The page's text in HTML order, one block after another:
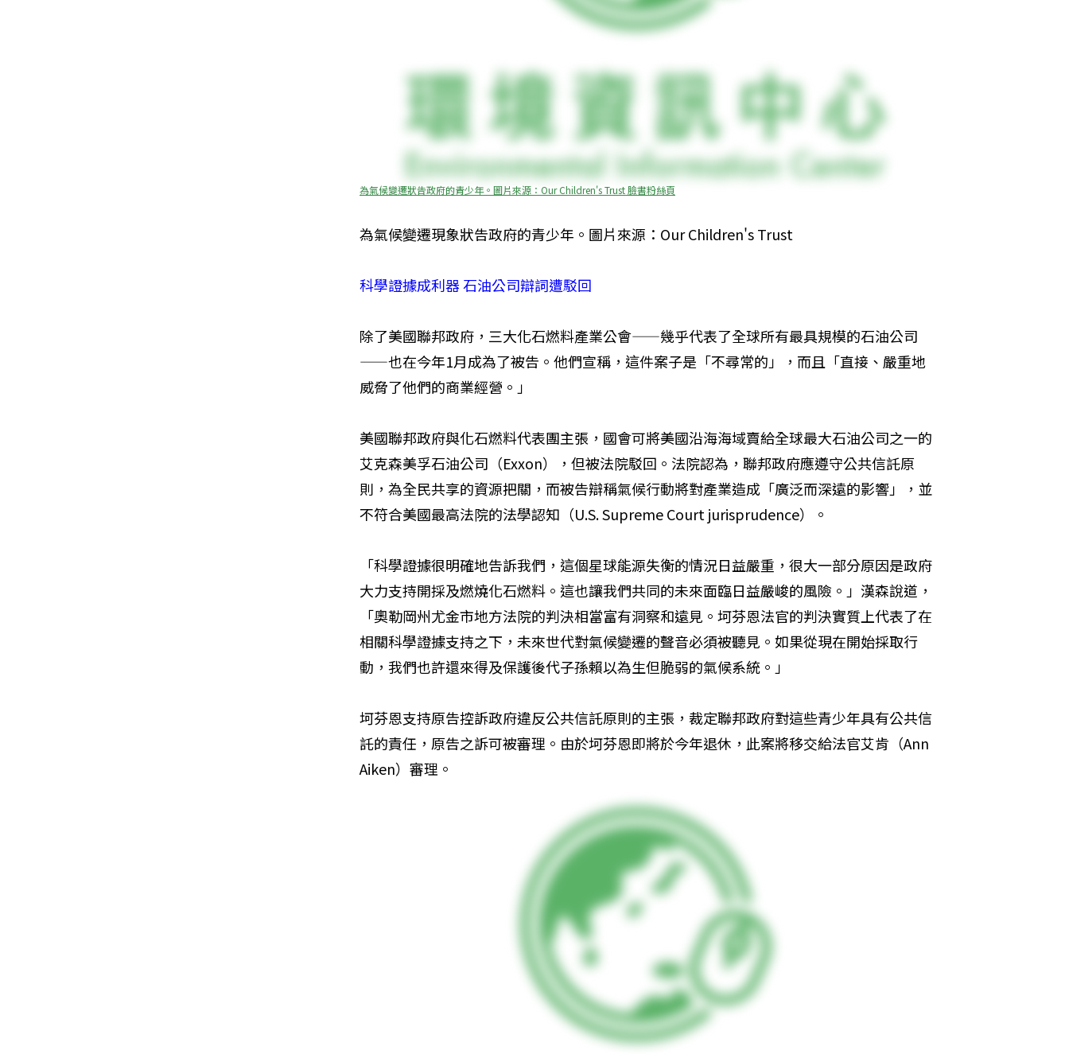
為氣候變遷狀告政府的青少年。圖片來源：Our Children's Trust 臉書粉絲頁
為氣候變遷現象狀告政府的青少年。圖片來源：Our Children's Trust
科學證據成利器 石油公司辯詞遭駁回
除了美國聯邦政府，三大化石燃料產業公會——幾乎代表了全球所有最具規模的石油公司
——也在今年1月成為了被告。他們宣稱，這件案子是「不尋常的」，而且「直接、嚴重地
威脅了他們的商業經營。」
美國聯邦政府與化石燃料代表團主張，國會可將美國沿海海域賣給全球最大石油公司之一的
艾克森美孚石油公司（Exxon），但被法院駁回。法院認為，聯邦政府應遵守公共信託原
則，為全民共享的資源把關，而被告辯稱氣候行動將對產業造成「廣泛而深遠的影響」，並
不符合美國最高法院的法學認知（U.S. Supreme Court jurisprudence）。
「科學證據很明確地告訴我們，這個星球能源失衡的情況日益嚴重，很大一部分原因是政府
大力支持開採及燃燒化石燃料。這也讓我們共同的未來面臨日益嚴峻的風險。」漢森說道，
「奧勒岡州尤金市地方法院的判決相當富有洞察和遠見。坷芬恩法官的判決實質上代表了在
相關科學證據支持之下，未來世代對氣候變遷的聲音必須被聽見。如果從現在開始採取行
動，我們也許還來得及保護後代子孫賴以為生但脆弱的氣候系統。」
坷芬恩支持原告控訴政府違反公共信託原則的主張，裁定聯邦政府對這些青少年具有公共信
託的責任，原告之訴可被審理。由於坷芬恩即將於今年退休，此案將移交給法官艾肯（Ann
Aiken）審理。